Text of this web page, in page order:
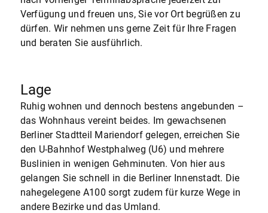
Verfügung und freuen uns, Sie vor Ort begrüßen zu
dürfen. Wir nehmen uns gerne Zeit für Ihre Fragen
und beraten Sie ausführlich.
Lage
Ruhig wohnen und dennoch bestens angebunden –
das Wohnhaus vereint beides. Im gewachsenen
Berliner Stadtteil Mariendorf gelegen, erreichen Sie
den U-Bahnhof Westphalweg (U6) und mehrere
Buslinien in wenigen Gehminuten. Von hier aus
gelangen Sie schnell in die Berliner Innenstadt. Die
nahegelegene A100 sorgt zudem für kurze Wege in
andere Bezirke und das Umland.